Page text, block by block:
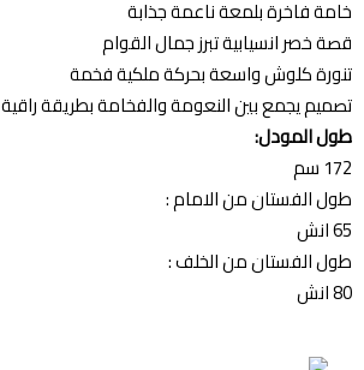
خامة فاخرة بلمعة ناعمة جذابة
قصة خصر انسيابية تبرز جمال القوام
تنورة كلوش واسعة بحركة ملكية فخمة
تصميم يجمع بين النعومة والفخامة بطريقة راقية
طول المودل:
172 سم
طول الفستان من الامام :
65 انش
طول الفستان من الخلف :
80 انش